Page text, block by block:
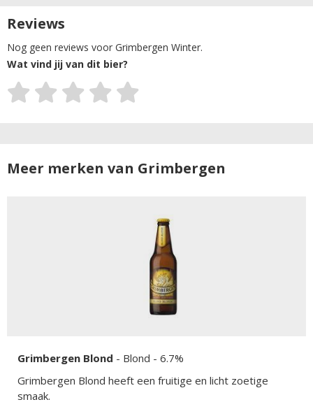
Reviews
Nog geen reviews voor Grimbergen Winter.
Wat vind jij van dit bier?
Meer merken van Grimbergen
Grimbergen Blond - Blond - 6.7%
Grimbergen Blond heeft een fruitige en licht zoetige
smaak.